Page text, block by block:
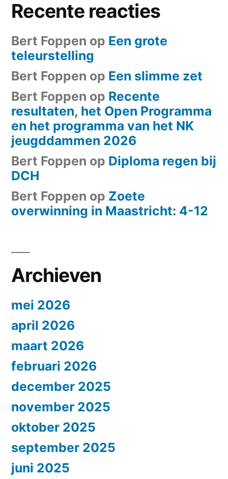
Recente reacties
Bert Foppen op Een grote
teleurstelling
Bert Foppen op Een slimme zet
Bert Foppen op Recente
resultaten, het Open Programma
en het programma van het NK
jeugddammen 2026
Bert Foppen op Diploma regen bij
DCH
Bert Foppen op Zoete
overwinning in Maastricht: 4-12
Archieven
mei 2026
april 2026
maart 2026
februari 2026
december 2025
november 2025
oktober 2025
september 2025
juni 2025